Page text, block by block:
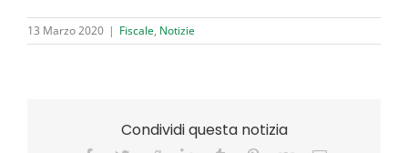
13 Marzo 2020 | Fiscale, Notizie
Condividi questa notizia